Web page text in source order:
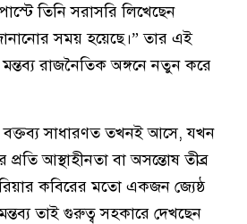
তিনি সরাসরি লিখেছেন
সময় হয়েছে।” তার এই
মন্তব্য রাজনৈতিক অঙ্গনে নতুন করে
বক্তব্য সাধারণত তখনই আসে, যখন
আস্থাহীনতা বা অসন্তোষ তীব্র
কবিরের মতো একজন জ্যেষ্ঠ
তাই গুরুত্ব সহকারে দেখছেন